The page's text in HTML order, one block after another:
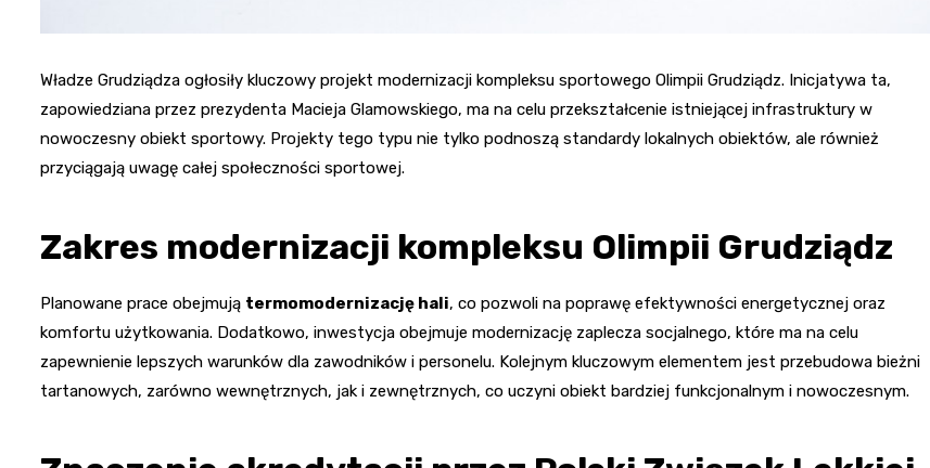
Władze Grudziądza ogłosiły kluczowy projekt modernizacji kompleksu sportowego Olimpii Grudziądz. Inicjatywa ta,
zapowiedziana przez prezydenta Macieja Glamowskiego, ma na celu przekształcenie istniejącej infrastruktury w
nowoczesny obiekt sportowy. Projekty tego typu nie tylko podnoszą standardy lokalnych obiektów, ale również
przyciągają uwagę całej społeczności sportowej.
Zakres modernizacji kompleksu Olimpii Grudziądz
Planowane prace obejmują termomodernizację hali, co pozwoli na poprawę efektywności energetycznej oraz
komfortu użytkowania. Dodatkowo, inwestycja obejmuje modernizację zaplecza socjalnego, które ma na celu
zapewnienie lepszych warunków dla zawodników i personelu. Kolejnym kluczowym elementem jest przebudowa bieżni
tartanowych, zarówno wewnętrznych, jak i zewnętrznych, co uczyni obiekt bardziej funkcjonalnym i nowoczesnym.